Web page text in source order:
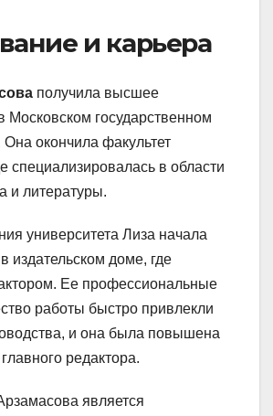
и карьера
получила высшее
Московском государственном
Она окончила факультет
специализировалась в области
и литературы.
университета Лиза начала
издательском доме, где
Ее профессиональные
работы быстро привлекли
и она была повышена
редактора.
является